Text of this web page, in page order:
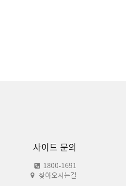
사이드 문의
1800-1691
찾아오시는길